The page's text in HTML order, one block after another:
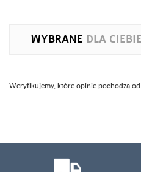
WYBRANE DLA CIEBIE
Weryfikujemy, które opinie pochodzą